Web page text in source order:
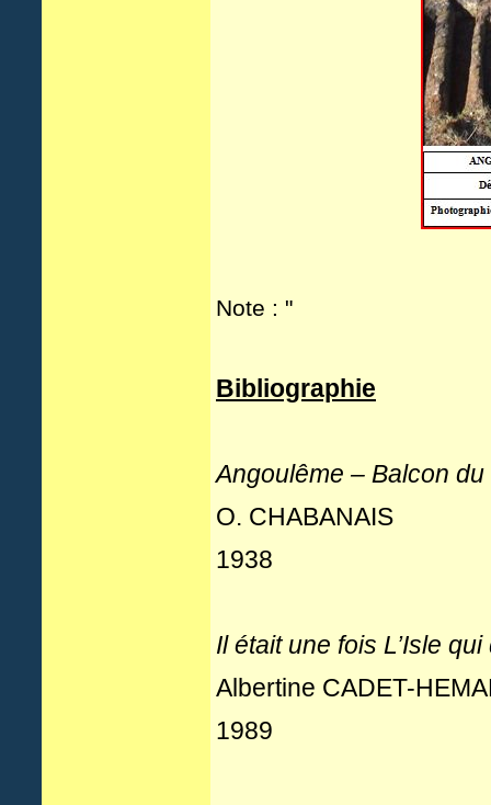
Note : "
Bibliographie
Angoulême – Balcon
O. CHABANAIS
1938
Il était une fois L’Isle
Albertine CADET-
1989